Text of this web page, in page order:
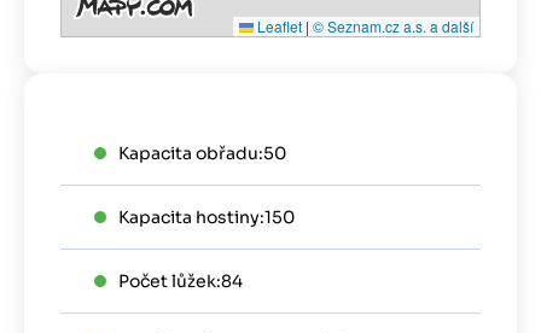
Leaflet | © Seznam.cz a.s. a další
Kapacita obřadu:50
Kapacita hostiny:150
Počet lůžek:84